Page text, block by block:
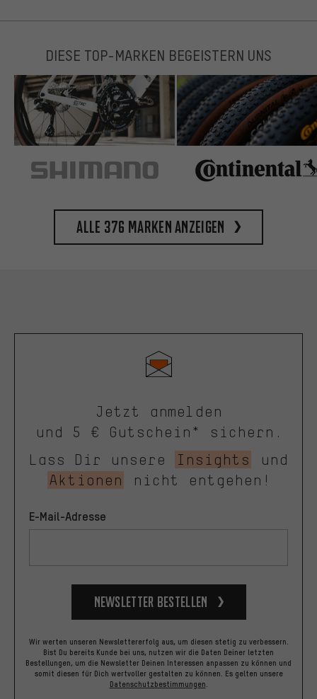
DIESE TOP-MARKEN BEGEISTERN UNS
Alle 376 Marken anzeigen
Jetzt anmelden
und 5 € Gutschein* sichern.
Lass Dir unsere
Insights
und
Aktionen
nicht entgehen!
E-Mail-Adresse
Newsletter bestellen
Wir werten unseren Newslettererfolg aus, um diesen stetig zu verbessern.
Bist Du bereits Kunde bei uns, nutzen wir die Daten Deiner letzten
Bestellungen, um die Newsletter Deinen Interessen anpassen zu können und
somit diesen für Dich wertvoller gestalten zu können. Es gelten unsere
Datenschutzbestimmungen